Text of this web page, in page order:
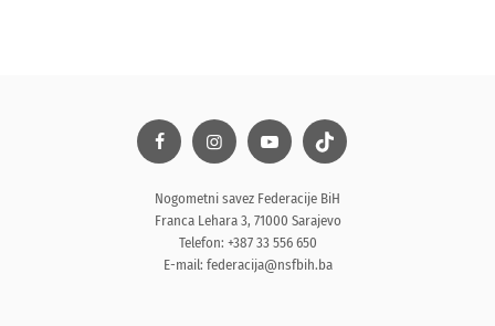
Nogometni savez Federacije BiH
Franca Lehara 3, 71000 Sarajevo
Telefon: +387 33 556 650
E-mail: federacija@nsfbih.ba